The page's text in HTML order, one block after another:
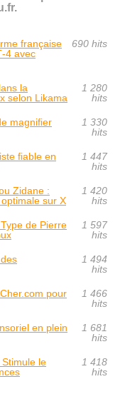
française
avec
690 hits
la
selon Likama
1 280
hits
magnifier
1 330
hits
fiable en
1 447
hits
Zidane :
sur X
1 420
hits
de Pierre
1 597
hits
1 494
hits
pour
1 466
hits
en plein
1 681
hits
le
1 418
hits